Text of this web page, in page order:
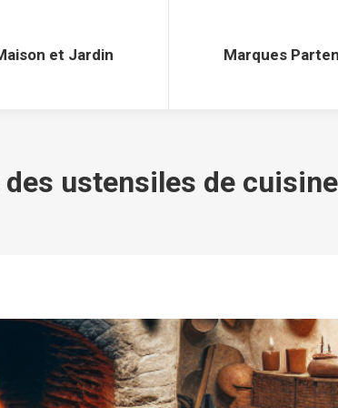
et Jardin Marques
ustensiles de